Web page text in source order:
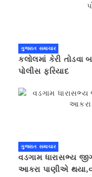
ગુજરાત સમાચાર
કલોલમાં કેરી તોડવા
પોલીસ ફરિયાદ
ગુજરાત સમાચાર
વડગામ ધારાસભ્ય
આકરા પાણીએ